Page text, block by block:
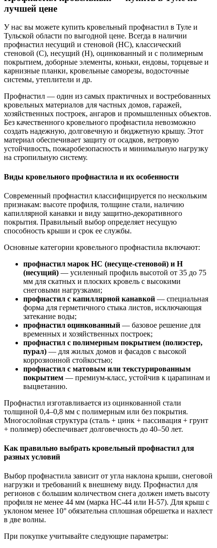
лучшей цене
У нас вы можете купить кровельный профнастил в Туле и
Тульской области по выгодной цене. Всегда в наличии
профнастил несущий и стеновой (НС), классический
стеновой (С), несущий (Н), оцинкованный и с полимерным
покрытием, доборные элементы, коньки, ендовы, торцевые и
карнизные планки, кровельные саморезы, водосточные
системы, утеплители и др.
Профнастил — один из самых практичных и востребованных
кровельных материалов для частных домов, гаражей,
хозяйственных построек, ангаров и промышленных объектов.
Без качественного кровельного профнастила невозможно
создать надежную, долговечную и бюджетную крышу. Этот
материал обеспечивает защиту от осадков, ветровую
устойчивость, пожаробезопасность и минимальную нагрузку
на стропильную систему.
Виды кровельного профнастила и их особенности
Современный профнастил классифицируется по нескольким
признакам: высоте профиля, толщине стали, наличию
капиллярной канавки и виду защитно-декоративного
покрытия. Правильный выбор определяет несущую
способность крыши и срок ее службы.
Основные категории кровельного профнастила включают:
профнастил марок НС (несуще-стеновой) и Н
(несущий) — усиленный профиль высотой от 35 до 75
мм для скатных и плоских кровель с высокими
снеговыми нагрузками;
профнастил с капиллярной канавкой — специальная
форма для герметичного стыка листов, исключающая
затекание воды;
профнастил оцинкованный — базовое решение для
временных и хозяйственных построек;
профнастил с полимерным покрытием (полиэстер,
пурал) — для жилых домов и фасадов с высокой
коррозионной стойкостью;
профнастил с матовым или текстурированным
покрытием — премиум-класс, устойчив к царапинам и
выцветанию.
Профнастил изготавливается из оцинкованной стали
толщиной 0,4–0,8 мм с полимерным или без покрытия.
Многослойная структура (сталь + цинк + пассивация + грунт
+ полимер) обеспечивает долговечность до 40–50 лет.
Как правильно выбрать кровельный профнастил для
разных условий
Выбор профнастила зависит от угла наклона крыши, снеговой
нагрузки и требований к внешнему виду. Профнастил для
регионов с большим количеством снега должен иметь высоту
профиля не менее 44 мм (марка НС-44 или Н-57). Для крыш с
уклоном менее 10° обязательна сплошная обрешетка и нахлест
в две волны.
При покупке учитывайте следующие параметры: